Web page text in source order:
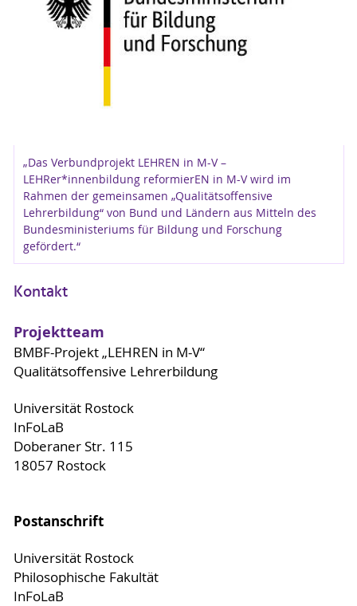
Im Rahmen des vorliegenden
Forschungsvorhabens werden die
Unterrichtsversuche von Studierenden des
Lehramtes Sonderpädagogik,
Messzeitpunkten in den Settings
wird mit den Selbst- und
Fremdwahrnehmungsbögen nach Helmke
(2014) erfasst. Die Merkmale der Lehrersprache
werden kategorial erhoben. Zwischen den
Messzeitpunkten finden jeweils audio- bzw.
videogestützte Fallberatungen statt, die zu einer
Unterrichts führen sollen. Zentrale Fragestellung
im Unterricht im Entwicklungsverlauf zunimmt
und die Intervention dies beeinflusst.
Helmke, A. (2014). Unterrichtsqualität und
Lehrerprofessionalität. Diagnose, Evaluation
und Verbesserung des Unterrichts. Seelze-
Bausteine sprachheilpädagogischen
Reinhardt.
„Das Verbundprojekt LEHREN in M-V –
LEHRer*innenbildung reformierEN in M-V wird im
Rahmen der gemeinsamen „Qualitätsoffensive
Lehrerbildung“ von Bund und Ländern aus Mitteln des
Bundesministeriums für Bildung und Forschung
gefördert.“
Kontakt
Projektteam
BMBF-Projekt „LEHREN in M-V“
Qualitätsoffensive Lehrerbildung
Universität Rostock
InFoLaB
Doberaner Str. 115
18057 Rostock
Postanschrift
Universität Rostock
Philosophische Fakultät
InFoLaB